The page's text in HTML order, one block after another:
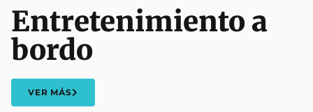
Entretenimiento a
bordo
VER MÁS